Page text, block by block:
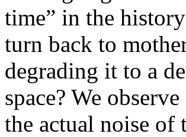
time” in the
turn back to
degrading it to a
space? We
the actual noise of